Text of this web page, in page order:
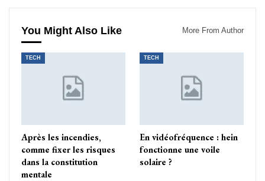
You Might Also Like More From Author
TECH
Après les incendies,
comme fixer les risques
dans la constitution
mentale
TECH
En vidéofréquence : hein
fonctionne une voile
solaire ?